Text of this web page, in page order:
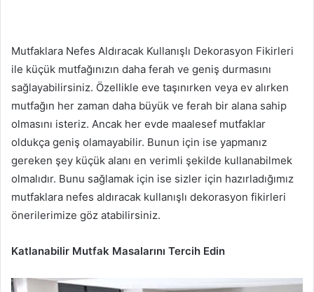
Mutfaklara Nefes Aldıracak Kullanışlı Dekorasyon Fikirleri
ile küçük mutfağınızın daha ferah ve geniş durmasını
sağlayabilirsiniz. Özellikle eve taşınırken veya ev alırken
mutfağın her zaman daha büyük ve ferah bir alana sahip
olmasını isteriz. Ancak her evde maalesef mutfaklar
oldukça geniş olamayabilir. Bunun için ise yapmanız
gereken şey küçük alanı en verimli şekilde kullanabilmek
olmalıdır. Bunu sağlamak için ise sizler için hazırladığımız
mutfaklara nefes aldıracak kullanışlı dekorasyon fikirleri
önerilerimize göz atabilirsiniz.
Katlanabilir Mutfak Masalarını Tercih Edin